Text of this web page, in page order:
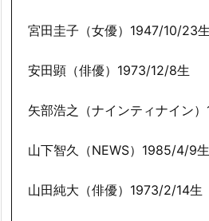
宮田圭子（女優）1947/10/23生
安田顕（俳優）1973/12/8生
矢部浩之（ナインティナイン
山下智久（NEWS）1985/4/9生
山田純大（俳優）1973/2/14生